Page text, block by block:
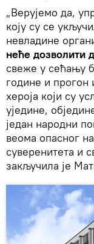
„Верујемо да,
коју су се
невладине
неће дозволити
свеже у сећању
године и прогон
хероја који су
уједине,
један народни
веома опасног
суверенитета и
закључила је